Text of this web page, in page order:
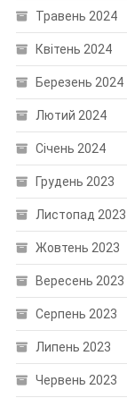
Травень 2024
Квітень 2024
Березень 2024
Лютий 2024
Січень 2024
Грудень 2023
Листопад 2023
Жовтень 2023
Вересень 2023
Серпень 2023
Липень 2023
Червень 2023